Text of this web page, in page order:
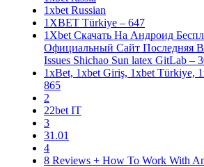
1xbet Russian
1XBET Türkiye – 647
1Xbet Скачать На Андроид
Официальный Сайт Последняя
Issues Shichao Sun latex GitLab –
1xBet, 1xbet Giriş, 1xbet Türkiye,
865
2
22bet IT
3
31.01
4
8 Reviews + How To Work With